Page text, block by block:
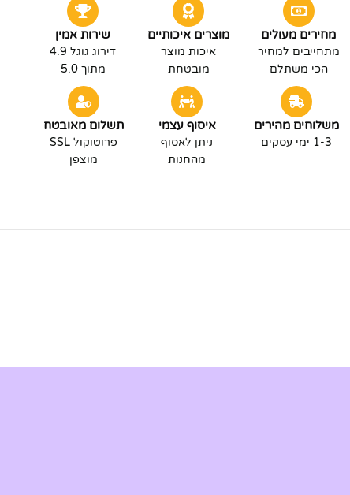
מחירים מעולים
מתחייבים למחיר
הכי משתלם
מוצרים איכותיים
איכות מוצר
מובטחת
שירות אמין
דירוג גוגל 4.9
מתוך 5.0
משלוחים מהירים
1-3 ימי עסקים
איסוף עצמי
ניתן לאסוף
מהחנות
תשלום מאובטח
פרוטוקול SSL
מוצפן